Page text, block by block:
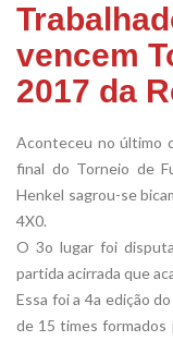
vencem
2017 da
Aconteceu no último
final do Torneio de
Henkel sagrou-se
4X0.
O 3o lugar foi
partida acirrada que
Essa foi a 4a edição
de 15 times formados